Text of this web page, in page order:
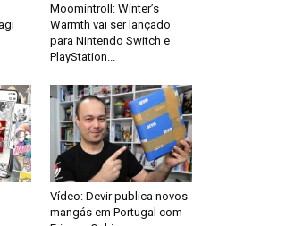
Moomintroll: Winter’s
Warmth vai ser lançado
para Nintendo Switch e
PlayStation...
Vídeo: Devir publica novos
mangás em Portugal com